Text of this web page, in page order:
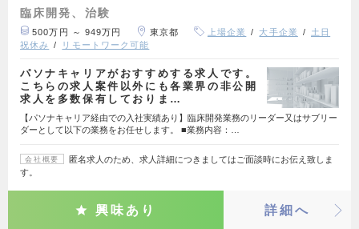
臨床開発、治験
500万円 ～ 949万円 東京都 上場企業 大手企業
土日
祝休み
リモートワーク可能
パソナキャリアがおすすめする求人です。
こちらの求人案件以外にも各業界の非公開
求人を多数保有しておりま…
【パソナキャリア経由での入社実績あり】臨床開発業務のリーダー又はサブリー
ダーとして以下の業務をお任せします。 ■業務内容：…
会社概要
匿名求人のため、求人詳細につきましてはご面談時にお伝え致しま
す。
興味あり 詳細へ